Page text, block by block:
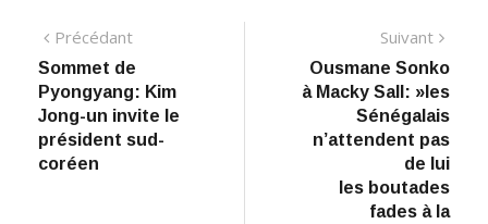
Navigation
de
l’article
PrécédantPrécédant:
​Sommet de
Pyongyang: Kim
Jong-un invite le
président sud-
coréen
Suivant
Ousmane Sonko
à Macky Sall: »les
Sénégalais
n’attendent pas
de lui
les boutades
fades à la